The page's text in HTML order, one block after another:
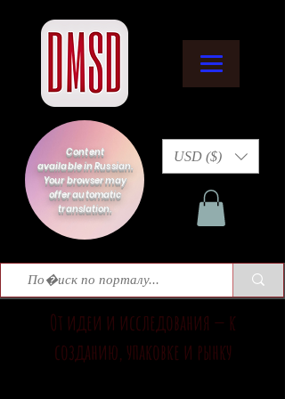
Content
available in Russian.
Your browser may
offer automatic
translation.
USD ($)
От идеи и исследования — к
созданию, упаковке и рынку